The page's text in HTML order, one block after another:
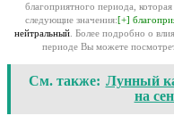
благоприятного периода,
следующие значения:[+]
нейтральный. Более подробно о
периоде Вы можете
См. также: Лунный
на